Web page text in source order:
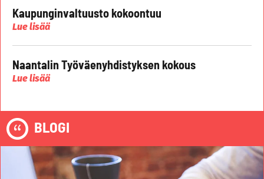
Kaupunginvaltuusto kokoontuu
Lue lisää
Naantalin Työväenyhdistyksen kokous
Lue lisää
BLOGI